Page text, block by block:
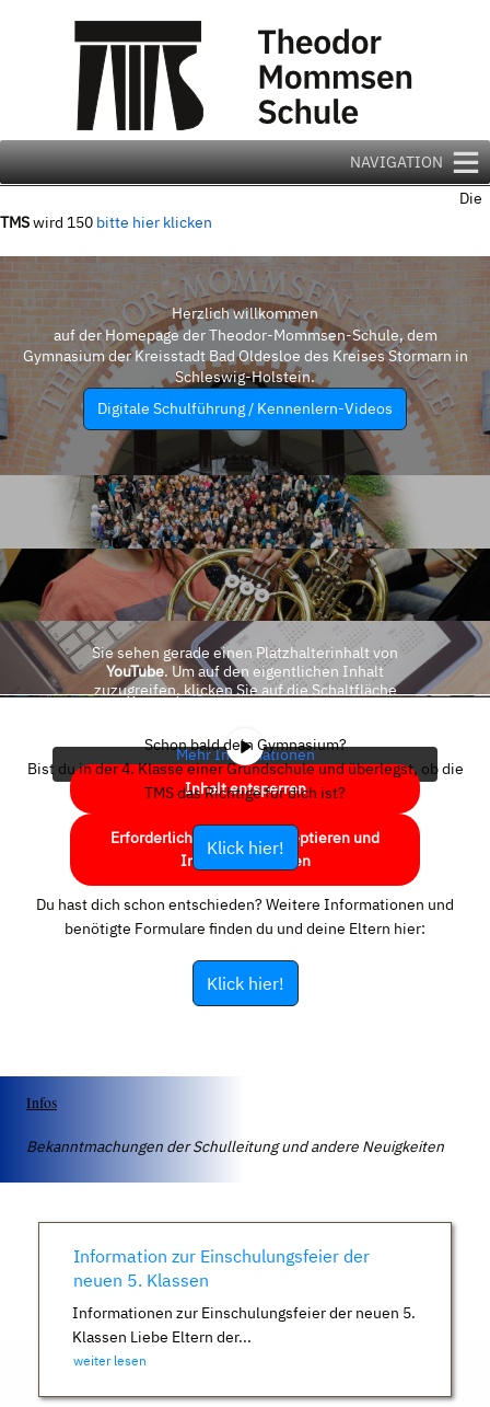
NAVIGATION
Die
TMSwird 150 bitte hier klicken
Herzlich willkommen
auf der Homepage der Theodor-Mommsen-Schule, dem
Gymnasium der Kreisstadt Bad Oldesloe des Kreises Stormarn in
Schleswig-Holstein.
Digitale Schulführung / Kennenlern-Videos
Sie sehen gerade einen Platzhalterinhalt von
YouTube. Um auf den eigentlichen Inhalt
zuzugreifen, klicken Sie auf die Schaltfläche
Mehr Informationen
Inhalt entsperren
Erforderlichen Service akzeptieren und
Inhalte entsperren
Schon bald dein Gymnasium?
Bist du in der 4. Klasse einer Grundschule und überlegst, ob die
TMS das Richtige für dich ist?
Klick hier!
Du hast dich schon entschieden? Weitere Informationen und
benötigte Formulare finden du und deine Eltern hier:
Klick hier!
Infos
Bekanntmachungen der Schulleitung und andere Neuigkeiten
Information zur Einschulungsfeier der
neuen 5. Klassen
Informationen zur Einschulungsfeier der neuen 5.
Klassen Liebe Eltern der...
weiter lesen